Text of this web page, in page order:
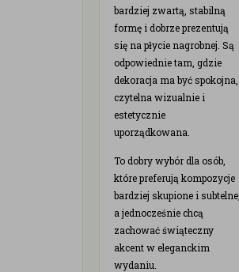
bardziej zwartą, stabilną
formę i dobrze prezentują
się na płycie nagrobnej. Są
odpowiednie tam, gdzie
dekoracja ma być spokojna,
czytelna wizualnie i
estetycznie
uporządkowana.
To dobry wybór dla osób,
które preferują kompozycje
bardziej skupione i subtelne,
a jednocześnie chcą
zachować świąteczny
akcent w eleganckim
wydaniu.